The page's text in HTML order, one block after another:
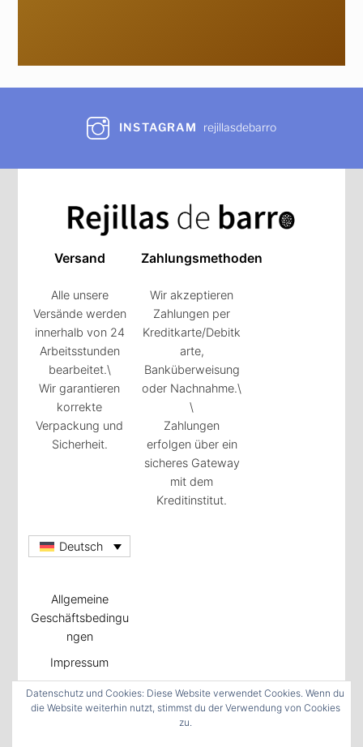
INSTAGRAM rejillasdebarro
Versand
Alle unsere
Versände werden
innerhalb von 24
Arbeitsstunden
bearbeitet.\
Wir garantieren
korrekte
Verpackung und
Sicherheit.
Zahlungsmethoden
Wir akzeptieren
Zahlungen per
Kreditkarte/Debitk
arte,
Banküberweisung
oder Nachnahme.\
\
Zahlungen
erfolgen über ein
sicheres Gateway
mit dem
Kreditinstitut.
Deutsch
Datenschutz und Cookies: Diese Website verwendet Cookies. Wenn du
die Website weiterhin nutzt, stimmst du der Verwendung von Cookies
zu.
Allgemeine
Geschäftsbedingu
ngen
Impressum
Datenschutzrichtli
nie